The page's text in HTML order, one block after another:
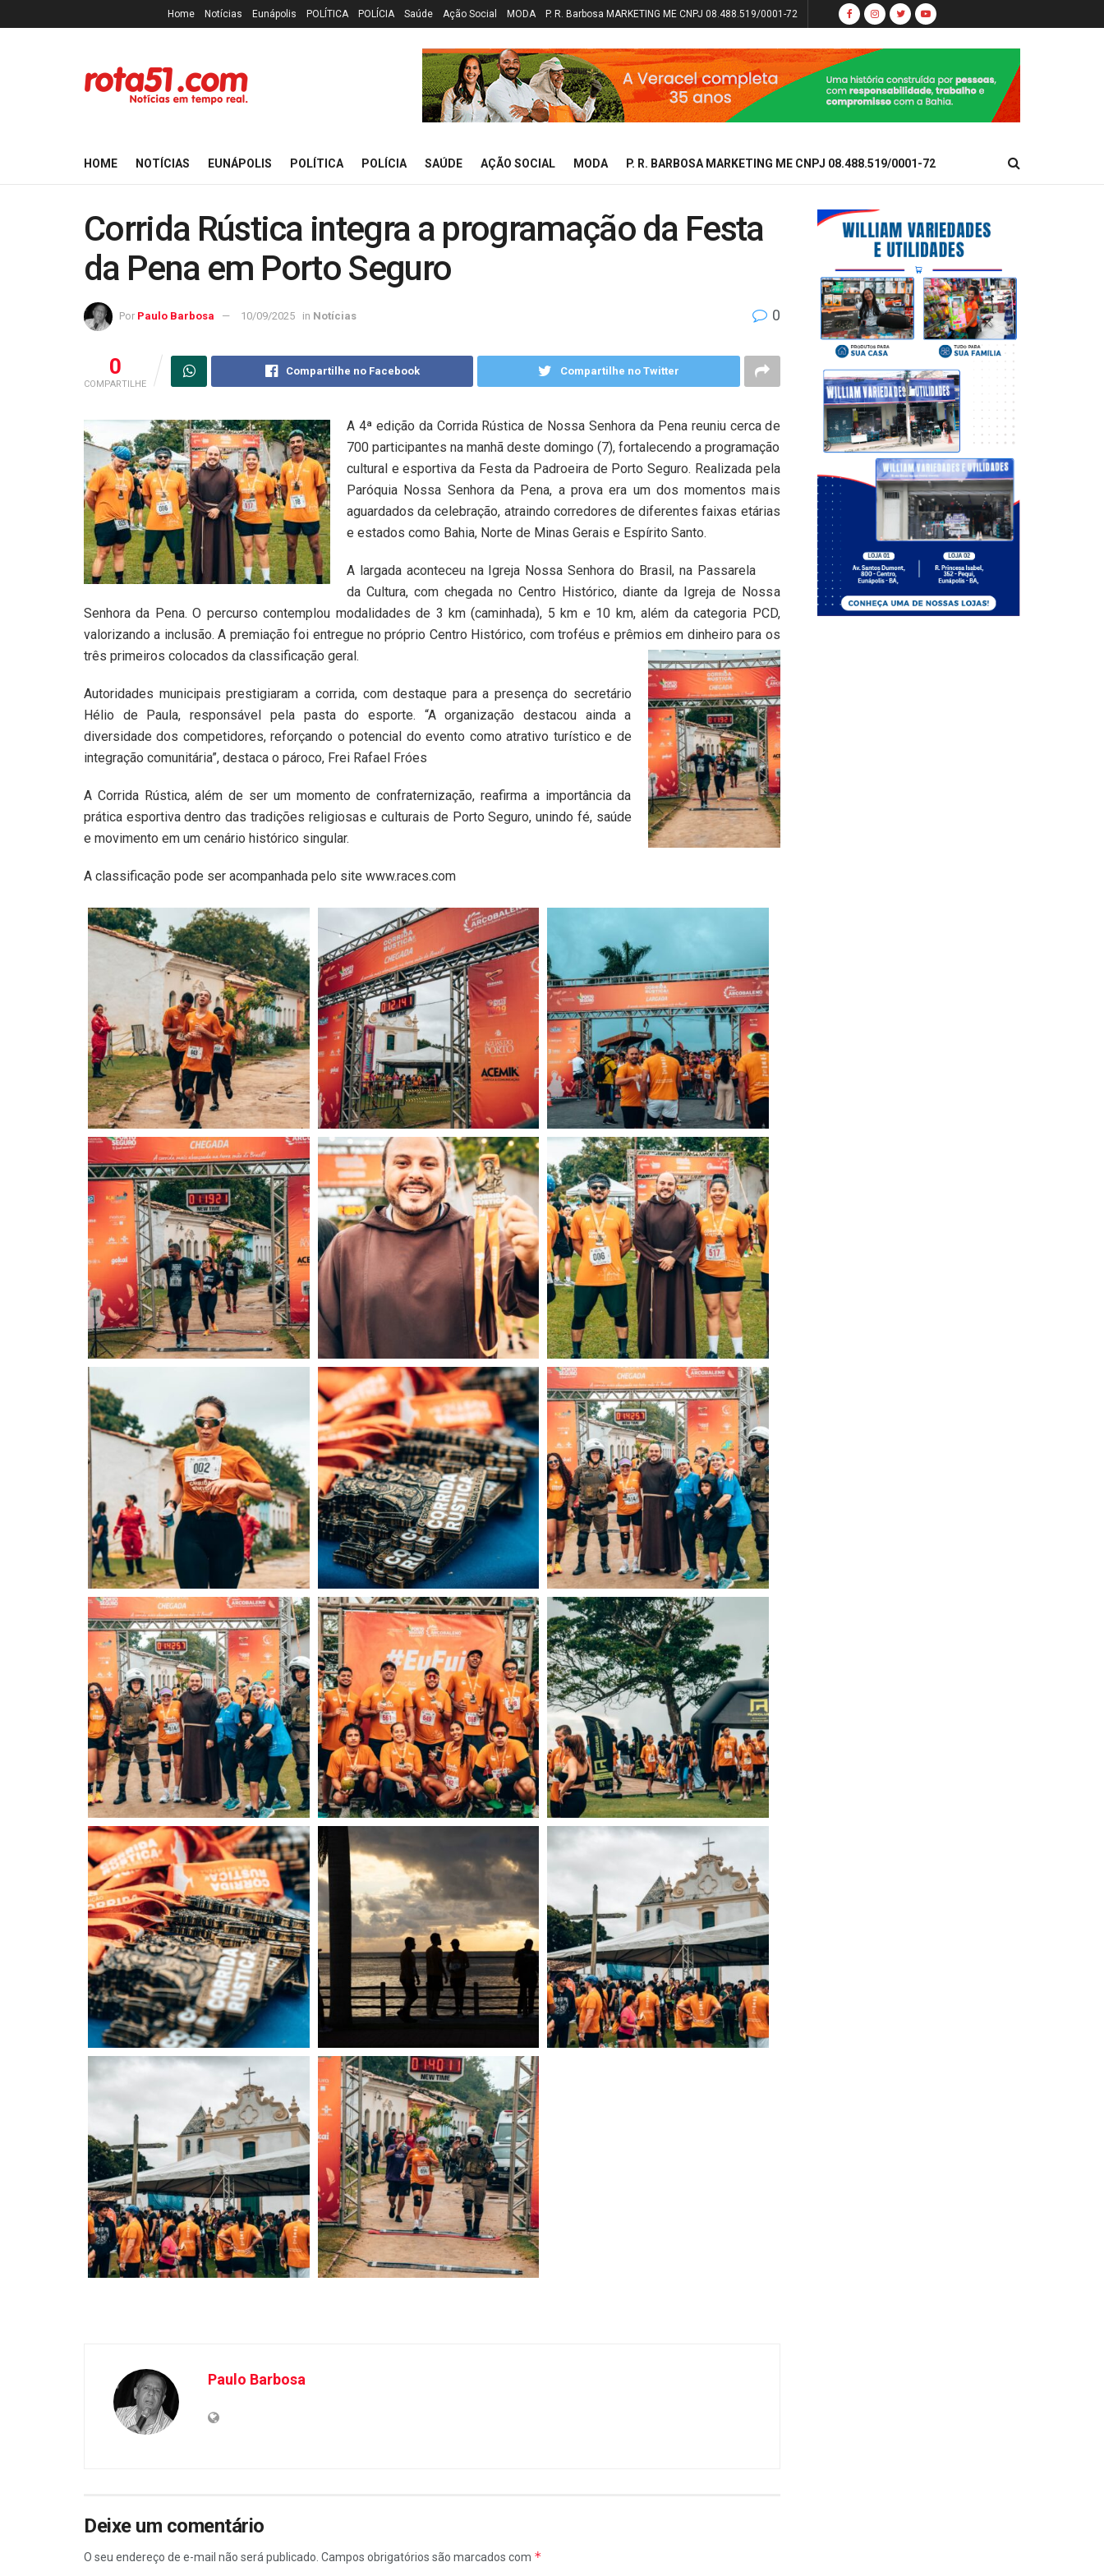
Home Notícias Eunápolis POLÍTICA POLÍCIA Saúde Ação Social MODA P. R. Barbosa MARKETING ME CNPJ 08.488.519/0001-72
HOME NOTÍCIAS EUNÁPOLIS POLÍTICA POLÍCIA SAÚDE AÇÃO SOCIAL MODA P. R. BARBOSA MARKETING ME CNPJ 08.488.519/0001-72
Corrida Rústica integra a programação da Festa
da Pena em Porto Seguro
Por Paulo Barbosa 10/09/2025 in Notícias 0
0
COMPARTILHE
Compartilhe no Facebook Compartilhe no Twitter
A 4ª edição da Corrida Rústica de Nossa Senhora da Pena reuniu cerca de
700 participantes na manhã deste domingo (7), fortalecendo a programação
cultural e esportiva da Festa da Padroeira de Porto Seguro. Realizada pela
Paróquia Nossa Senhora da Pena, a prova era um dos momentos mais
aguardados da celebração, atraindo corredores de diferentes faixas etárias
e estados como Bahia, Norte de Minas Gerais e Espírito Santo.
A largada aconteceu na Igreja Nossa Senhora do Brasil, na Passarela
da Cultura, com chegada no Centro Histórico, diante da Igreja de Nossa
Senhora da Pena. O percurso contemplou modalidades de 3 km (caminhada), 5 km e 10 km, além da categoria PCD,
valorizando a inclusão. A premiação foi entregue no próprio Centro Histórico, com troféus e prêmios em dinheiro para os
três primeiros colocados da classificação geral.
Autoridades municipais prestigiaram a corrida, com destaque para a presença do secretário
Hélio de Paula, responsável pela pasta do esporte. “A organização destacou ainda a
diversidade dos competidores, reforçando o potencial do evento como atrativo turístico e de
integração comunitária”, destaca o pároco, Frei Rafael Fróes
A Corrida Rústica, além de ser um momento de confraternização, reafirma a importância da
prática esportiva dentro das tradições religiosas e culturais de Porto Seguro, unindo fé, saúde
e movimento em um cenário histórico singular.
A classificação pode ser acompanhada pelo site www.races.com
Paulo Barbosa
Deixe um comentário
O seu endereço de e-mail não será publicado. Campos obrigatórios são marcados com *